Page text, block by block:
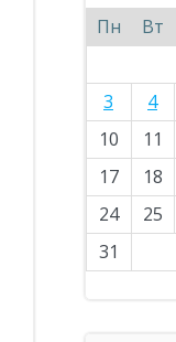
Пн
Вт
3
4
10
11
17
18
24
25
31